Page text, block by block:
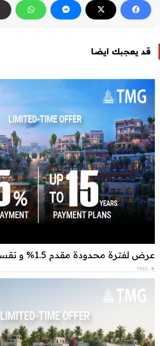
قد يعجبك ايضا
عرض لفترة محدودة مقدم 1.5% و تقسيط علي 15 سنة
TMG